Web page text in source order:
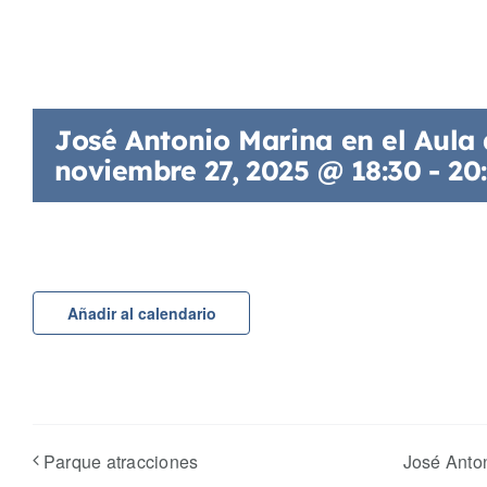
José Antonio Marina en el
noviembre 27, 2025 @ 18:30-
Añadir al calendario
Parque atracciones José